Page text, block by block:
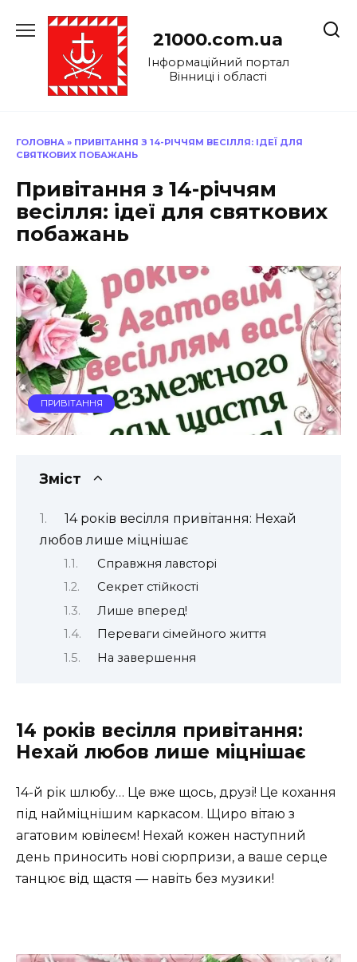
до
21000.com.ua
Інформаційний портал
Вінниці і області
ГОЛОВНА » ПРИВІТАННЯ З 14-РІЧЧЯМ ВЕСІЛЛЯ: ІДЕЇ ДЛЯ
СВЯТКОВИХ ПОБАЖАНЬ
Привітання з 14-річчям
весілля: ідеї для святкових
побажань
ПРИВІТАННЯ
Зміст
14 років весілля привітання: Нехай
любов лише міцнішає
Справжня лавсторі
Секрет стійкості
Лише вперед!
Переваги сімейного життя
На завершення
14 років весілля привітання:
Нехай любов лише міцнішає
14-й рік шлюбу… Це вже щось, друзі! Це кохання
під найміцнішим каркасом. Щиро вітаю з
агатовим ювілеєм! Нехай кожен наступний
день приносить нові сюрпризи, а ваше серце
танцює від щастя — навіть без музики!